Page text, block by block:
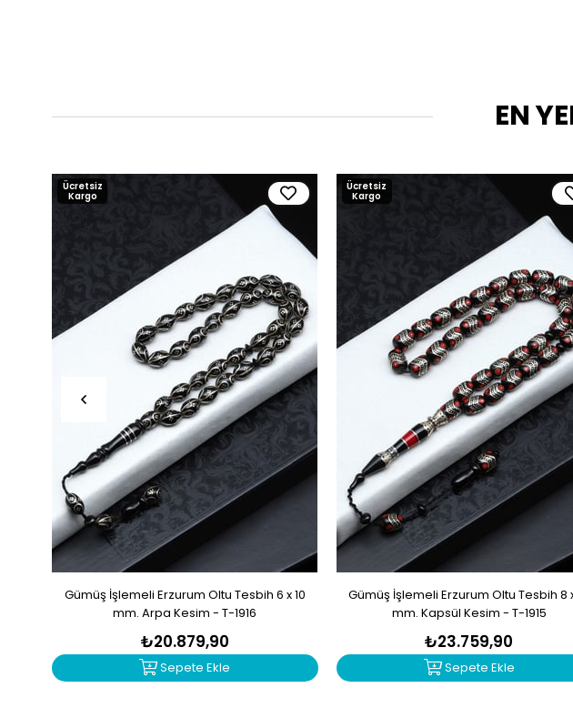
EN
Gümüş İşlemeli Erzurum Oltu Tesbih 6 x 10
mm. Arpa Kesim - T-1916
₺20.879,90
Sepete Ekle
Ücretsiz
Kargo
Gümüş İşlemeli Erzurum Oltu Tesbih 8
mm. Kapsül Kesim - T-1915
₺23.759,90
Sepete Ekle
Ücretsiz
Kargo